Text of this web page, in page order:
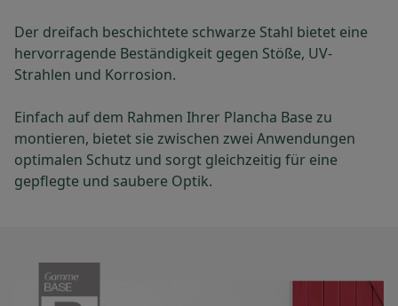
Der dreifach beschichtete schwarze Stahl bietet eine
hervorragende Beständigkeit gegen Stöße, UV-
Strahlen und Korrosion.
Einfach auf dem Rahmen Ihrer Plancha Base zu
montieren, bietet sie zwischen zwei Anwendungen
optimalen Schutz und sorgt gleichzeitig für eine
gepflegte und saubere Optik.